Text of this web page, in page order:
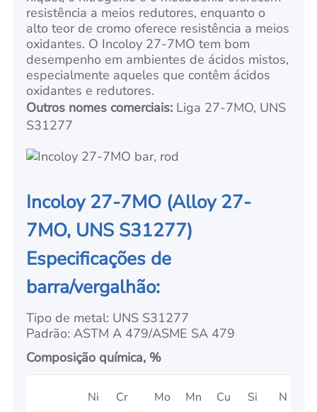
resistência a meios redutores, enquanto o
alto teor de cromo oferece resistência a meios
oxidantes. O Incoloy 27-7MO tem bom
desempenho em ambientes de ácidos mistos,
especialmente aqueles que contêm ácidos
oxidantes e redutores.
Outros nomes comerciais: Liga 27-7MO, UNS
S31277
Incoloy 27-7MO (Alloy 27-
7MO, UNS S31277)
Especificações de
barra/vergalhão:
Tipo de metal: UNS S31277
Padrão: ASTM A 479/ASME SA 479
Composição química, %
Ni Cr Mo Mn Cu Si N